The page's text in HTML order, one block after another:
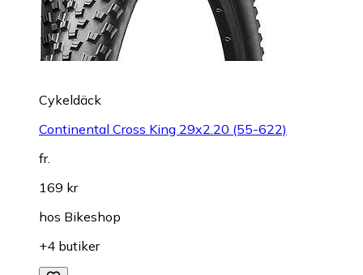
Cykeldäck
Continental Cross King 29x2.20 (55-622)
fr.
169 kr
hos Bikeshop
+4 butiker